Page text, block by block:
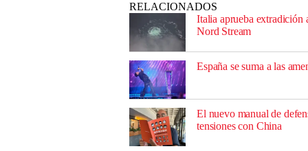
RELACIONADOS
Italia aprueba extradición
Nord Stream
España se suma a las
El nuevo manual de
tensiones con China